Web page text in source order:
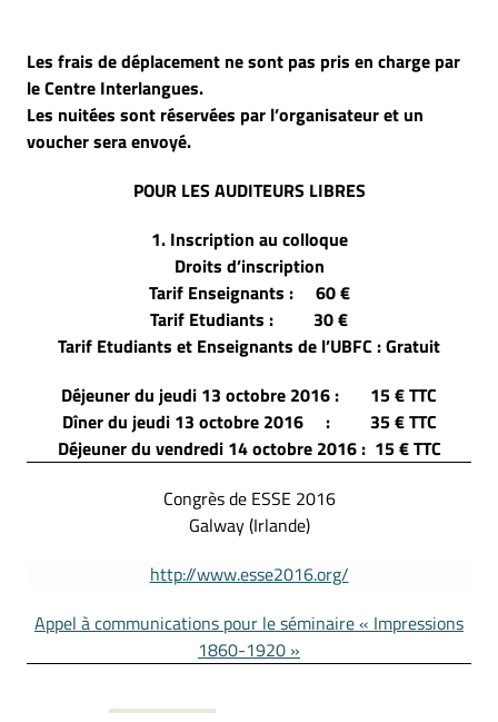
Les frais de déplacement ne sont pas pris en charge par
le Centre Interlangues.
Les nuitées sont réservées par l’organisateur et un
voucher sera envoyé.
POUR LES AUDITEURS LIBRES
1. Inscription au colloque
Droits d’inscription
Tarif Enseignants : 60 €
Tarif Etudiants : 30 €
Tarif Etudiants et Enseignants de l’UBFC : Gratuit
Déjeuner du jeudi 13 octobre 2016 : 15 € TTC
Dîner du jeudi 13 octobre 2016 : 35 € TTC
Déjeuner du vendredi 14 octobre 2016 : 15 € TTC
Congrès de ESSE 2016
Galway (Irlande)
http://www.esse2016.org/
Appel à communications pour le séminaire « Impressions
1860-1920 »